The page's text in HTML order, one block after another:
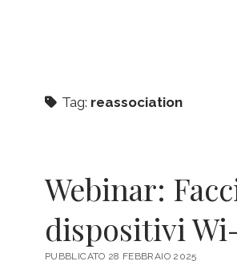
Tag: reassociation
Webinar:
dispositivi
PUBBLICATO 28 FEBBRAIO 2025